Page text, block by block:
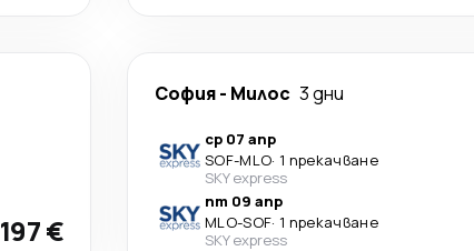
197 €
София- Милос 3 дни
ср 07 апр
SOF-MLO· 1 прекачване
SKY express
пт 09 апр
MLO-SOF· 1 прекачване
SKY express